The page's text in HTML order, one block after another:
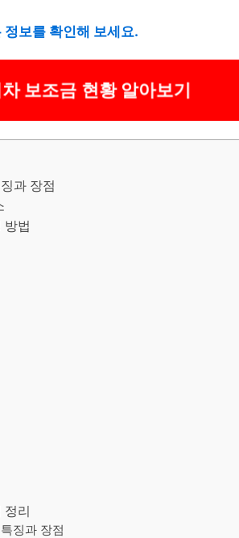
보를 확인해 보세요.
차 보조금 현황 알아보기
과 장점
방법
정리
징과 장점